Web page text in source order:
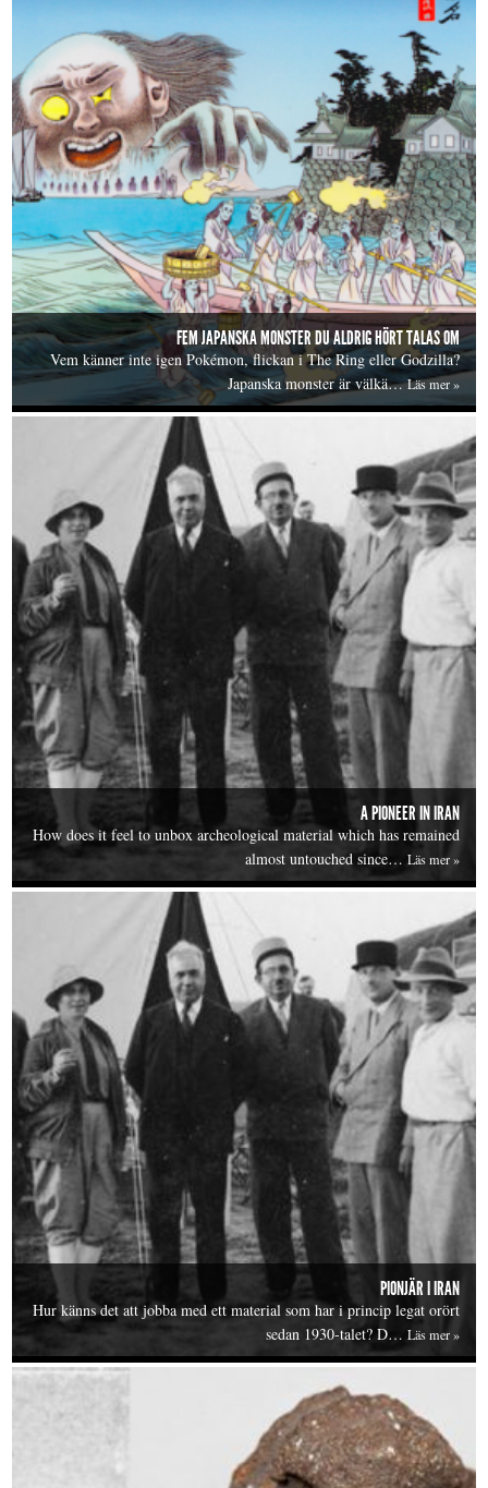
FEM JAPANSKA MONSTER DU ALDRIG HÖRT TALAS OM
Vem känner inte igen Pokémon, flickan i The Ring eller Godzilla?
Japanska monster är välkä…Läs mer »
A PIONEER IN IRAN
How does it feel to unbox archeological material which has remained
almost untouched since…Läs mer »
PIONJÄR I IRAN
Hur känns det att jobba med ett material som har i princip legat orört
sedan 1930-talet? D…Läs mer »